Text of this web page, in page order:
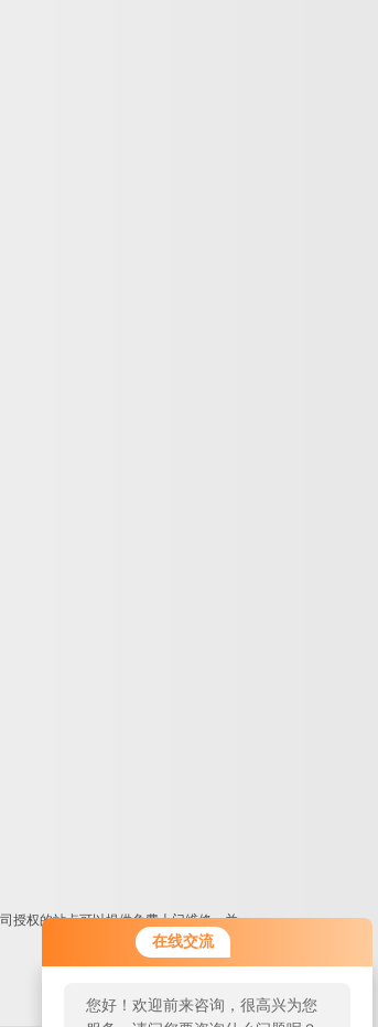
在线交流
您好！欢迎前来咨询，很高兴为您
授权的站点可以提供免费上门维修，并